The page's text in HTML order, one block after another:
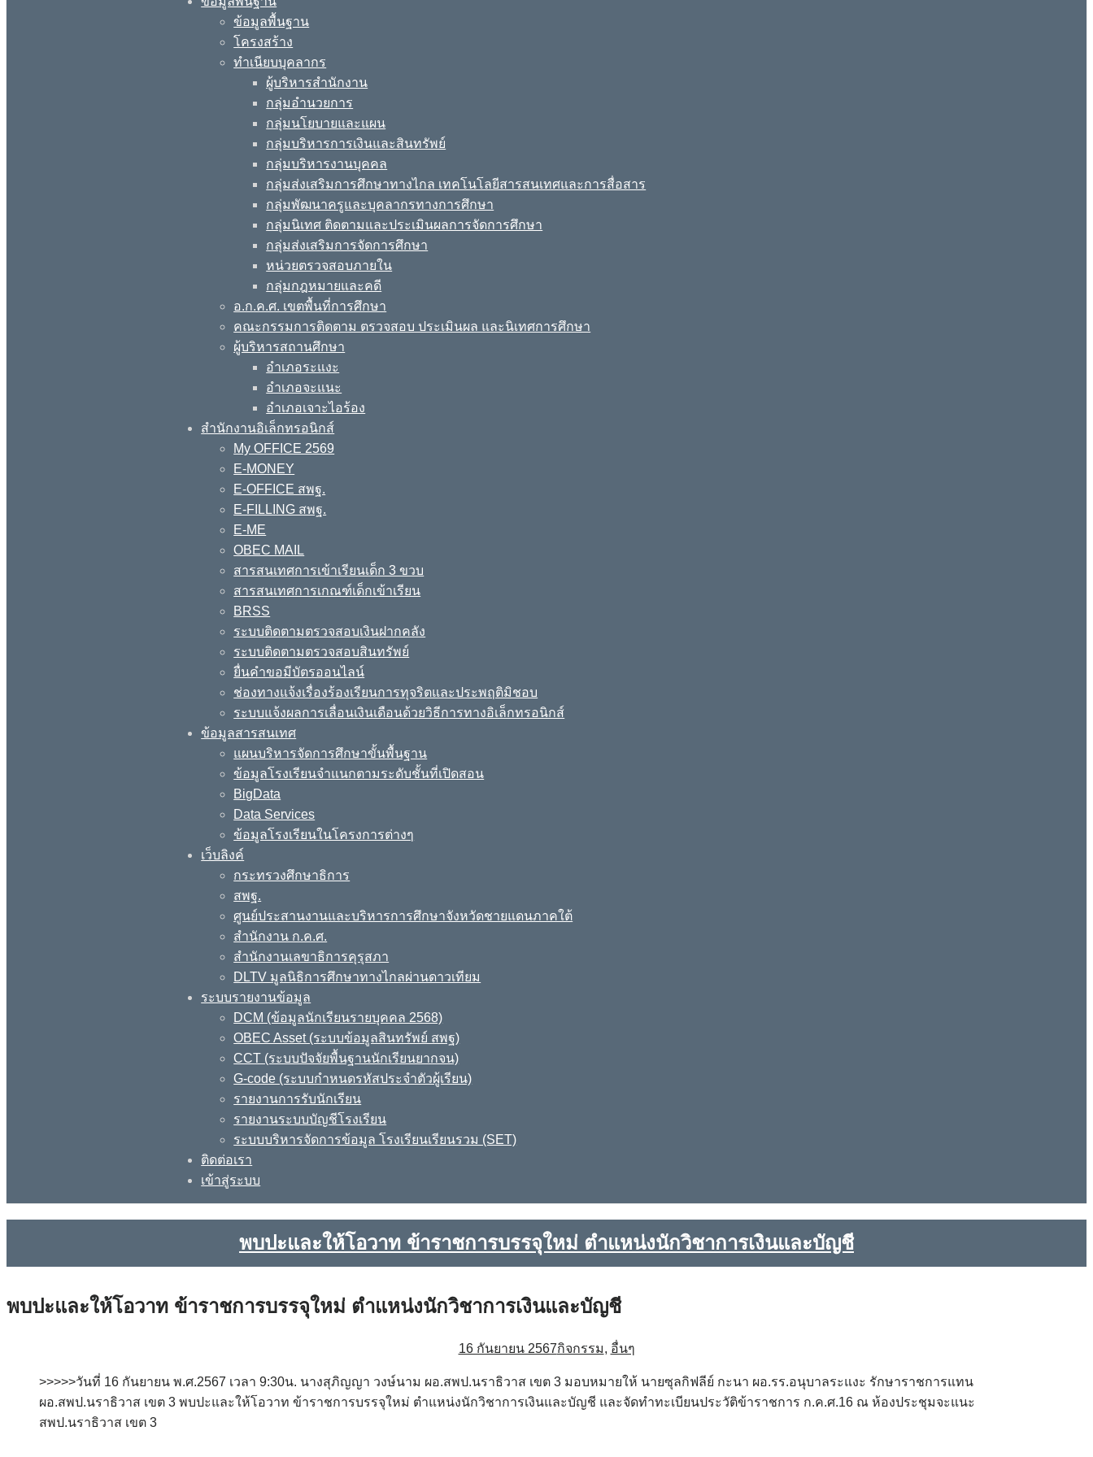
ข้อมูลพื้นฐาน
โครงสร้าง
ทำเนียบบุคลากร
ผู้บริหารสำนักงาน
กลุ่มอำนวยการ
กลุ่มนโยบายและแผน
กลุ่มบริหารการเงินและสินทรัพย์
กลุ่มบริหารงานบุคคล
กลุ่มส่งเสริมการศึกษาทางไกล เทคโนโลยีสารสนเทศและการสื่อสาร
กลุ่มพัฒนาครูและบุคลากรทางการศึกษา
กลุ่มนิเทศ ติดตามและประเมินผลการจัดการศึกษา
กลุ่มส่งเสริมการจัดการศึกษา
หน่วยตรวจสอบภายใน
กลุ่มกฎหมายและคดี
อ.ก.ค.ศ. เขตพื้นที่การศึกษา
คณะกรรมการติดตาม ตรวจสอบ ประเมินผล และนิเทศการศึกษา
ผู้บริหารสถานศึกษา
อำเภอระแงะ
อำเภอจะแนะ
อำเภอเจาะไอร้อง
สำนักงานอิเล็กทรอนิกส์
My OFFICE 2569
E-MONEY
E-OFFICE สพฐ.
E-FILLING สพฐ.
E-ME
OBEC MAIL
สารสนเทศการเข้าเรียนเด็ก 3 ขวบ
สารสนเทศการเกณฑ์เด็กเข้าเรียน
BRSS
ระบบติดตามตรวจสอบเงินฝากคลัง
ระบบติดตามตรวจสอบสินทรัพย์
ยื่นคำขอมีบัตรออนไลน์
ช่องทางแจ้งเรื่องร้องเรียนการทุจริตและประพฤติมิชอบ
ระบบแจ้งผลการเลื่อนเงินเดือนด้วยวิธีการทางอิเล็กทรอนิกส์
ข้อมูลสารสนเทศ
แผนบริหารจัดการศึกษาขั้นพื้นฐาน
ข้อมูลโรงเรียนจำแนกตามระดับชั้นที่เปิดสอน
BigData
Data Services
ข้อมูลโรงเรียนในโครงการต่างๆ
เว็บลิงค์
กระทรวงศึกษาธิการ
สพฐ.
ศูนย์ประสานงานและบริหารการศึกษาจังหวัดชายแดนภาคใต้
สำนักงาน ก.ค.ศ.
สำนักงานเลขาธิการคุรุสภา
DLTV มูลนิธิการศึกษาทางไกลผ่านดาวเทียม
ระบบรายงานข้อมูล
DCM (ข้อมูลนักเรียนรายบุคคล 2568)
OBEC Asset (ระบบข้อมูลสินทรัพย์ สพฐ)
CCT (ระบบปัจจัยพื้นฐานนักเรียนยากจน)
G-code (ระบบกำหนดรหัสประจำตัวผู้เรียน)
รายงานการรับนักเรียน
รายงานระบบบัญชีโรงเรียน
ระบบบริหารจัดการข้อมูล โรงเรียนเรียนรวม (SET)
ติดต่อเรา
เข้าสู่ระบบ
พบปะและให้โอวาท ข้าราชการบรรจุใหม่ ตำแหน่งนักวิชาการเงินและบัญชี
พบปะและให้โอวาท ข้าราชการบรรจุใหม่ ตำแหน่งนักวิชาการเงินและบัญชี
16 กันยายน 2567กิจกรรม, อื่นๆ
>>>>>วันที่ 16 กันยายน พ.ศ.2567 เวลา 9:30น. นางสุภิญญา วงษ์นาม ผอ.สพป.นราธิวาส เขต 3 มอบหมายให้ นายซุลกิฟลีย์ กะนา ผอ.รร.อนุบาลระแงะ รักษาราชการแทน
ผอ.สพป.นราธิวาส เขต 3 พบปะและให้โอวาท ข้าราชการบรรจุใหม่ ตำแหน่งนักวิชาการเงินและบัญชี และจัดทำทะเบียนประวัติข้าราชการ ก.ค.ศ.16 ณ ห้องประชุมจะแนะ
สพป.นราธิวาส เขต 3